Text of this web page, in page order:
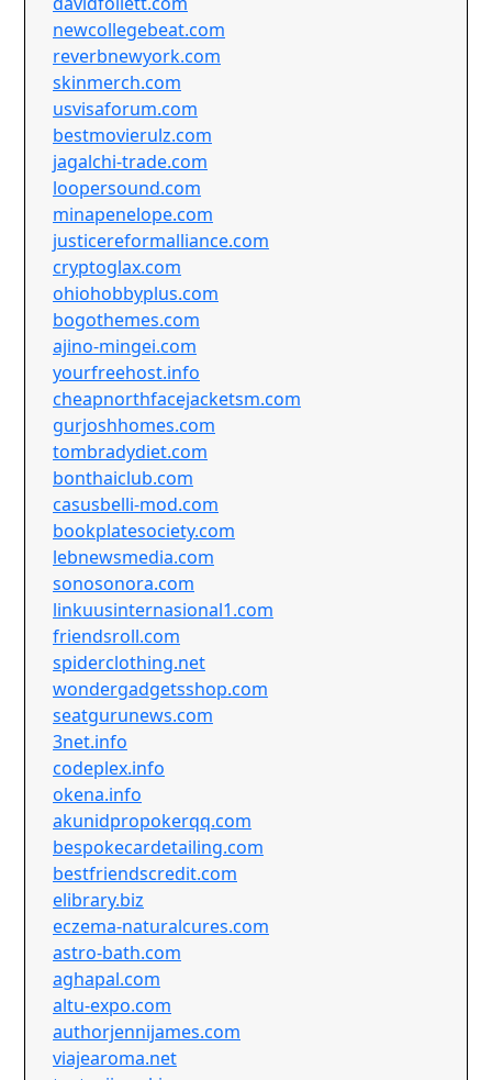
newcollegebeat.com
reverbnewyork.com
skinmerch.com
usvisaforum.com
bestmovierulz.com
jagalchi-trade.com
loopersound.com
minapenelope.com
justicereformalliance.com
cryptoglax.com
ohiohobbyplus.com
bogothemes.com
ajino-mingei.com
yourfreehost.info
cheapnorthfacejacketsm.com
gurjoshhomes.com
tombradydiet.com
bonthaiclub.com
casusbelli-mod.com
bookplatesociety.com
lebnewsmedia.com
sonosonora.com
linkuusinternasional1.com
friendsroll.com
spiderclothing.net
wondergadgetsshop.com
seatgurunews.com
3net.info
codeplex.info
okena.info
akunidpropokerqq.com
bespokecardetailing.com
bestfriendscredit.com
elibrary.biz
eczema-naturalcures.com
astro-bath.com
aghapal.com
altu-expo.com
authorjennijames.com
viajearoma.net